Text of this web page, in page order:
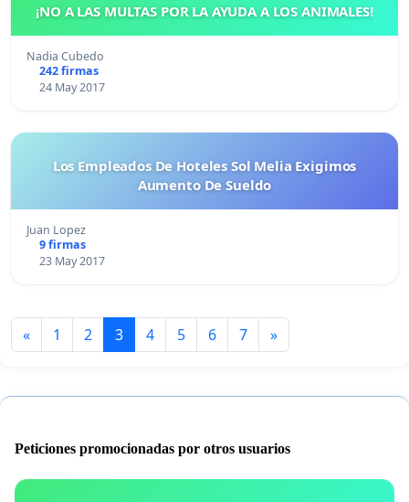
¡NO A LAS MULTAS POR LA AYUDA A LOS ANIMALES!
Nadia Cubedo
242 firmas
24 May 2017
Los Empleados De Hoteles Sol Melia Exigimos
Aumento De Sueldo
Juan Lopez
9 firmas
23 May 2017
« 1 2 3 4 5 6 7 »
Peticiones promocionadas por otros usuarios